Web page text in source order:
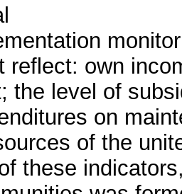
reflect: own
the level of
on
of the
these